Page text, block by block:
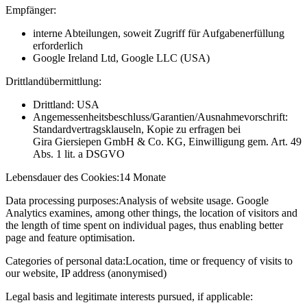
Empfänger:
interne Abteilungen, soweit Zugriff für Aufgabenerfüllung
erforderlich
Google Ireland Ltd, Google LLC (USA)
Drittlandübermittlung:
Drittland: USA
Angemessenheitsbeschluss/Garantien/Ausnahmevorschrift:
Standardvertragsklauseln, Kopie zu erfragen bei
Gira Giersiepen GmbH & Co. KG, Einwilligung gem. Art. 49
Abs. 1 lit. a DSGVO
Lebensdauer des Cookies:14 Monate
Data processing purposes:Analysis of website usage. Google
Analytics examines, among other things, the location of visitors and
the length of time spent on individual pages, thus enabling better
page and feature optimisation.
Categories of personal data:Location, time or frequency of visits to
our website, IP address (anonymised)
Legal basis and legitimate interests pursued, if applicable: